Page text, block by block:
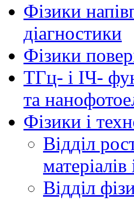
Фізики
діагностики
Фізики
ТГц- і ІЧ-
та
Фізики і
Відділ
матеріалів
Відділ